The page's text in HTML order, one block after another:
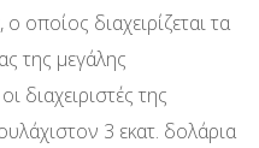
οποίος διαχειρίζεται τα
της μεγάλης
διαχειριστές της
3 εκατ. δολάρια